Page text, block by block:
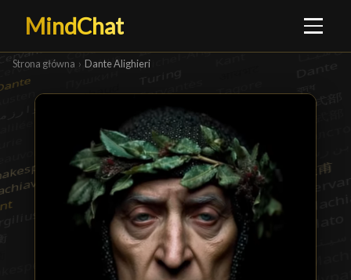
MindChat
Strona główna › Dante Alighieri